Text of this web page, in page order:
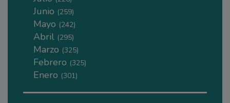
Junio (259)
Mayo (242)
Abril (295)
Marzo (325)
Febrero (325)
Enero (301)